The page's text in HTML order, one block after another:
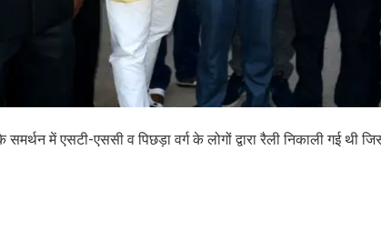
में एसटी-एससी व पिछड़ा वर्ग के लोगों द्वारा रैली निकाली गई